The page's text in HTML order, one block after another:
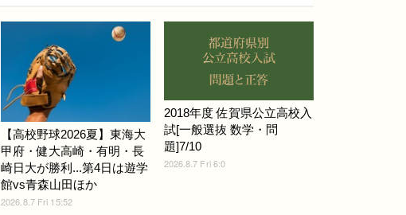
【高校野球2026夏】東海大
甲府・健大高崎・有明・長
崎日大が勝利...第4日は遊学
館vs青森山田ほか
2026.8.7 Fri 15:52
2018年度 佐賀県公立高校入
試[一般選抜 数学・問
題]7/10
2026.8.7 Fri 6:0